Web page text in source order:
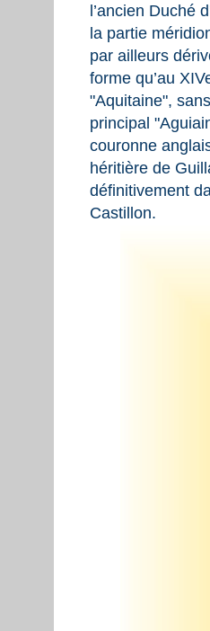
l’ancien Duché
la partie
par ailleurs
forme qu’au
"Aquitaine",
principal
couronne
héritière de
définitivement
Castillon.